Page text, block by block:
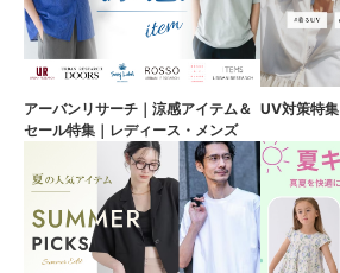
アーバンリサーチ｜涼感アイテム＆
セール特集｜レディース・メンズ
UV対策特集